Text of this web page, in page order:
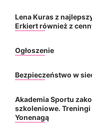
Lena Kuras z
Erkiert również z
Ogłoszenie
Bezpieczeństwo w
Akademia Sportu
szkoleniowe.
Yonenagą